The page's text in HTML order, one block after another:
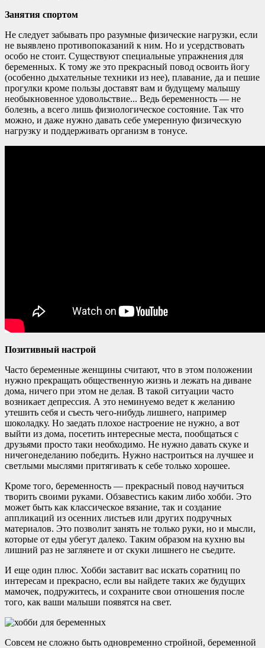
Занятия спортом
Не следует забывать про разумные физические нагрузки, если
не выявлено противопоказаний к ним. Но и усердствовать
особо не стоит. Существуют специальные упражнения для
беременных. К тому же это прекрасный повод освоить йогу
(особенно дыхательные техники из нее), плавание, да и пешие
прогулки кроме пользы доставят вам и будущему малышу
необыкновенное удовольствие... Ведь беременность — не
болезнь, а всего лишь физиологическое состояние. Так что
можно, и даже нужно давать себе умеренную физическую
нагрузку и поддерживать организм в тонусе.
Позитивный настрой
Часто беременные женщины считают, что в этом положении
нужно прекращать общественную жизнь и лежать на диване
дома, ничего при этом не делая. В такой ситуации часто
возникает депрессия. А это неминуемо ведет к желанию
утешить себя и съесть чего-нибудь лишнего, например
шоколадку. Но заедать плохое настроение не нужно, а вот
выйти из дома, посетить интересные места, пообщаться с
друзьями просто таки необходимо. Не нужно давать скуке и
ничегонеделанию победить. Нужно настроиться на лучшее и
светлыми мыслями притягивать к себе только хорошее.
Кроме того, беременность — прекрасный повод научиться
творить своими руками. Обзавестись каким либо хобби. Это
может быть как классическое вязание, так и создание
аппликаций из осенних листьев или других подручных
материалов. Это позволит занять не только руки, но и мысли,
которые от еды убегут далеко. Таким образом на кухню вы
лишний раз не заглянете и от скуки лишнего не съедите.
И еще один плюс. Хобби заставит вас искать соратниц по
интересам и прекрасно, если вы найдете таких же будущих
мамочек, подружитесь, и сохраните свои отношения после
того, как ваши малыши появятся на свет.
Совсем не сложно быть одновременно стройной, беременной